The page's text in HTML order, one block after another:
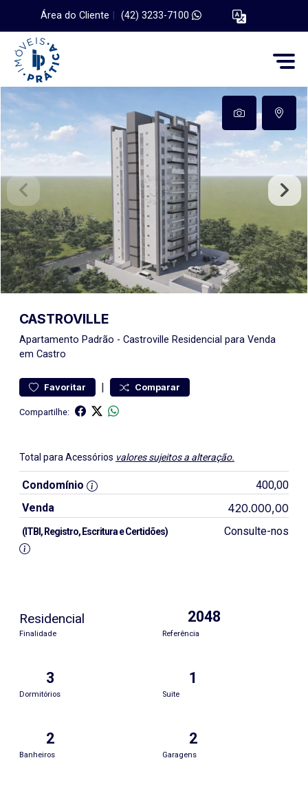
Área do Cliente (42) 3233-7100
CASTROVILLE
Apartamento Padrão - Castroville Residencial para Venda
em Castro
Favoritar | Comparar
Compartilhe:
Total para Acessórios valores sujeitos a alteração.
Condomínio
400,00
Venda
420.000,00
(ITBI, Registro, Escritura e Certidões) Consulte-nos
Residencial
Finalidade
2048
Referência
3
Dormitórios
1
Suite
2
Banheiros
2
Garagens